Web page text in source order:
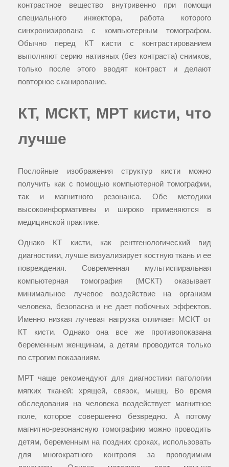
контрастное вещество внутривенно при помощи
специального инжектора, работа которого
синхронизирована с компьютерным томографом.
Обычно перед КТ кисти с контрастированием
выполняют серию нативных (без контраста) снимков,
только после этого вводят контраст и делают
повторное сканирование.
КТ, МСКТ, МРТ кисти, что
лучше
Послойные изображения структур кисти можно
получить как с помощью компьютерной томографии,
так и магнитного резонанса. Обе методики
высокоинформативны и широко применяются в
медицинской практике.
Однако КТ кисти, как рентгенологический вид
диагностики, лучше визуализирует костную ткань и ее
повреждения. Современная мультиспиральная
компьютерная томография (МСКТ) оказывает
минимальное лучевое воздействие на организм
человека, безопасна и не дает побочных эффектов.
Именно низкая лучевая нагрузка отличает МСКТ от
КТ кисти. Однако она все же противопоказана
беременным женщинам, а детям проводится только
по строгим показаниям.
МРТ чаще рекомендуют для диагностики патологии
мягких тканей: хрящей, связок, мышц. Во время
обследования на человека воздействует магнитное
поле, которое совершенно безвредно. А потому
магнитно-резонансную томографию можно проводить
детям, беременным на поздних сроках, использовать
для многократного контроля за проводимым